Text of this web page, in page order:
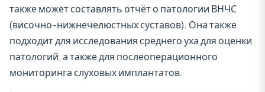
также может составлять отчёт о патологии ВНЧС
(височно-нижнечелюстных суставов). Она также
подходит для исследования среднего уха для оценки
патологий, а также для послеоперационного
мониторинга слуховых имплантатов.